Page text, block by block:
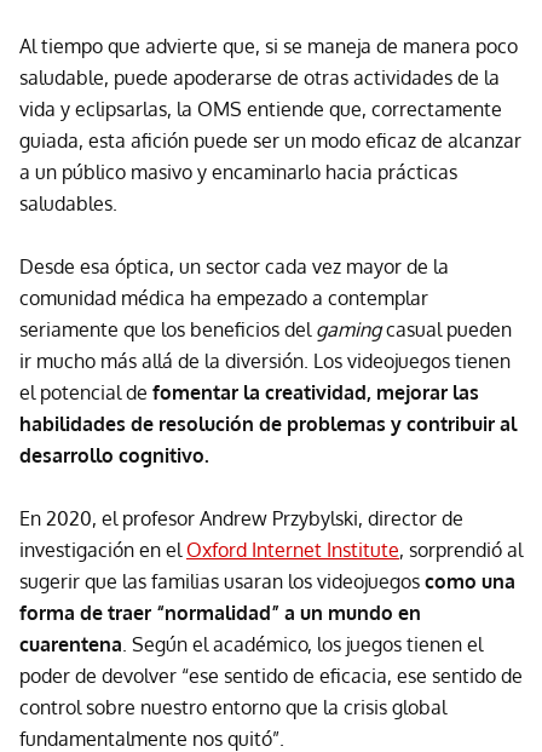
Al tiempo que advierte que, si se maneja de manera poco
saludable, puede apoderarse de otras actividades de la
vida y eclipsarlas, la OMS entiende que, correctamente
guiada, esta afición puede ser un modo eficaz de alcanzar
a un público masivo y encaminarlo hacia prácticas
saludables.
Desde esa óptica, un sector cada vez mayor de la
comunidad médica ha empezado a contemplar
seriamente que los beneficios del gamingcasual pueden
ir mucho más allá de la diversión. Los videojuegos tienen
el potencial de fomentar la creatividad, mejorar las
habilidades de resolución de problemas y contribuir al
desarrollo cognitivo.
En 2020, el profesor Andrew Przybylski, director de
investigación en el Oxford Internet Institute, sorprendió al
sugerir que las familias usaran los videojuegos como una
forma de traer “normalidad” a un mundo en
cuarentena . Según el académico, los juegos tienen el
poder de devolver “ese sentido de eficacia, ese sentido de
control sobre nuestro entorno que la crisis global
fundamentalmente nos quitó”.